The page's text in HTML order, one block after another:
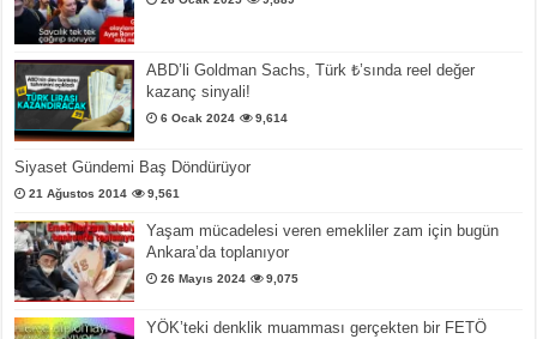
ABD’li Goldman Sachs, Türk ₺’sında reel değer
kazanç sinyali!
6 Ocak 2024 9,614
Siyaset Gündemi Baş Döndürüyor
21 Ağustos 2014 9,561
Yaşam mücadelesi veren emekliler zam için bugün
Ankara’da toplanıyor
26 Mayıs 2024 9,075
YÖK’teki denklik muamması gerçekten bir FETÖ